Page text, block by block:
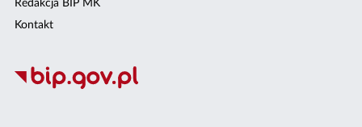
Redakcja BIP MK
Kontakt